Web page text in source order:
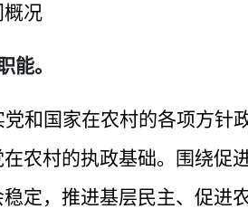
概况
能。
党和国家在农村的各项方针
农村的执政基础。围绕促
定，推进基层民主、促进